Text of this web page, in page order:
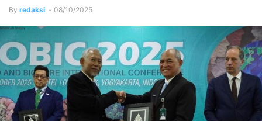
By redaksi - 08/10/2025